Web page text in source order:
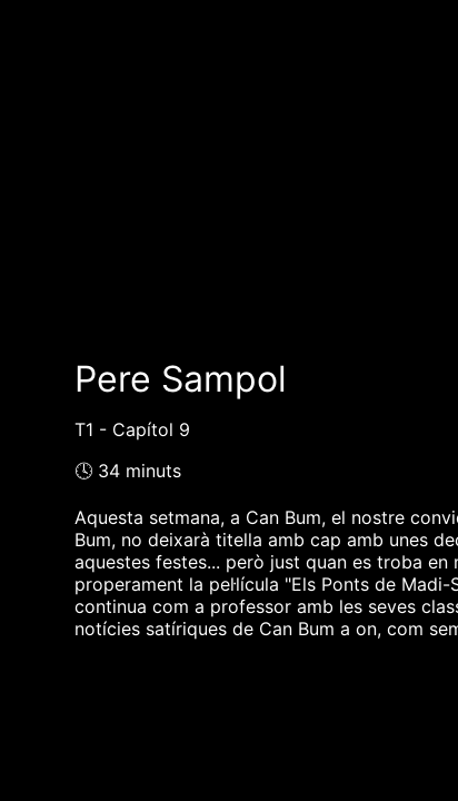
Pere Sampol
T1 - Capítol 9
🕓 34 minuts
Aquesta setmana, a Can Bum, el nostre
Bum, no deixarà titella amb cap amb unes
aquestes festes... però just quan es troba
properament la pel·lícula "Els Ponts de
continua com a professor amb les seves
notícies satíriques de Can Bum a on, com